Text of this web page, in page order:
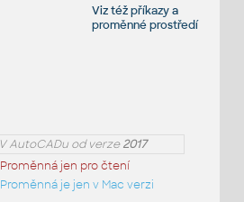
Viz téžpříkazya
proměnné prostředí
V AutoCADu od verze2017
Proměnná jen pro čtení
Proměnná je jen v Mac verzi